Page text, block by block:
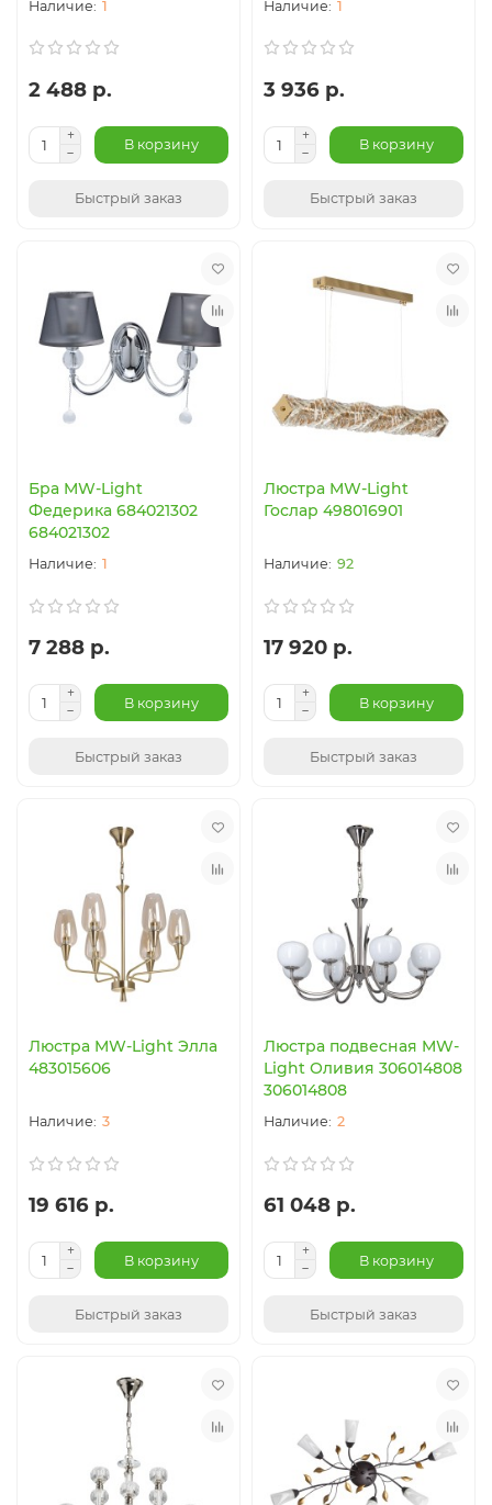
1
2 488 р.
В корзину
Быстрый заказ
1
3 936 р.
В корзину
Быстрый заказ
Бра MW-Light
Федерика 684021302
684021302
1
7 288 р.
В корзину
Быстрый заказ
Люстра MW-Light
Гослар 498016901
92
17 920 р.
В корзину
Быстрый заказ
Люстра MW-Light Элла
483015606
3
19 616 р.
В корзину
Быстрый заказ
Люстра подвесная MW-
Light Оливия 306014808
306014808
2
61 048 р.
В корзину
Быстрый заказ